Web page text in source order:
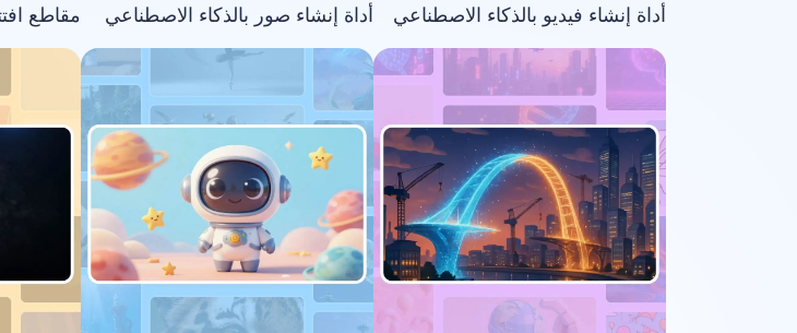
أداة إنشاء فيديو بالذكاء الاصطناعي أداة إنشاء صور بالذكاء الاصطناعي مقاطع